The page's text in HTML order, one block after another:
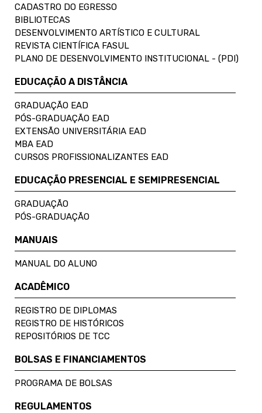
CADASTRO DO EGRESSO
BIBLIOTECAS
DESENVOLVIMENTO ARTÍSTICO E CULTURAL
REVISTA CIENTÍFICA FASUL
PLANO DE DESENVOLVIMENTO INSTITUCIONAL - (PDI)
EDUCAÇÃO A DISTÂNCIA
GRADUAÇÃO EAD
PÓS-GRADUAÇÃO EAD
EXTENSÃO UNIVERSITÁRIA EAD
MBA EAD
CURSOS PROFISSIONALIZANTES EAD
EDUCAÇÃO PRESENCIAL E SEMIPRESENCIAL
GRADUAÇÃO
PÓS-GRADUAÇÃO
MANUAIS
MANUAL DO ALUNO
ACADÊMICO
REGISTRO DE DIPLOMAS
REGISTRO DE HISTÓRICOS
REPOSITÓRIOS DE TCC
BOLSAS E FINANCIAMENTOS
PROGRAMA DE BOLSAS
REGULAMENTOS